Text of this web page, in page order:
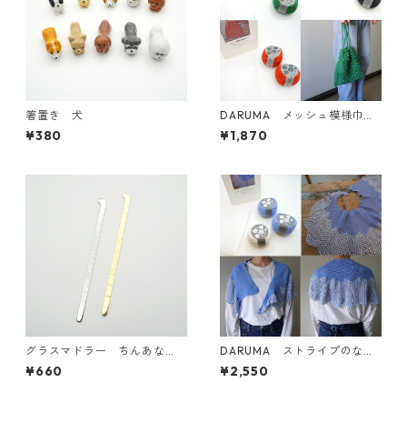
箸置き 犬
¥380
DARUMA メッシュ模様巾着
KIT
¥1,870
グラスマドラー ちんあな
ご にしきあなご
¥660
DARUMA ストライプのなみ
なみショールKIT A
¥2,550